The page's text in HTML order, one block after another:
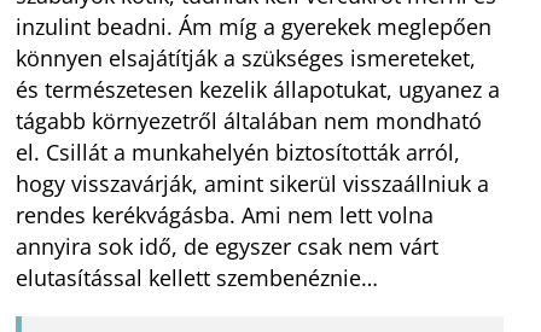
inzulint beadni. Ám míg a gyerekek meglepően
könnyen elsajátítják a szükséges ismereteket,
és természetesen kezelik állapotukat, ugyanez a
tágabb környezetről általában nem mondható
el. Csillát a munkahelyén biztosították arról,
hogy visszavárják, amint sikerül visszaállniuk a
rendes kerékvágásba. Ami nem lett volna
annyira sok idő, de egyszer csak nem várt
elutasítással kellett szembenéznie…